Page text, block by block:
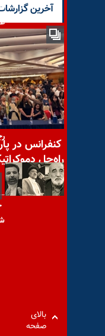
آخرین
کنفرانس در
راه‌حل
تصویری
بالای
صفحه